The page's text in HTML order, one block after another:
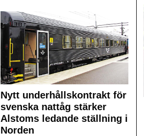
Nytt underhållskontrakt för
svenska nattåg stärker
Alstoms ledande ställning i
Norden